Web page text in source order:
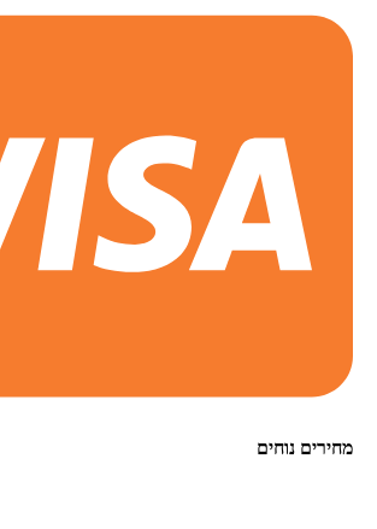
מחירים נוחים